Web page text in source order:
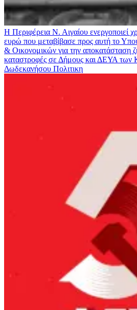
Η Περιφέρεια Ν. Αιγαίου ενεργοποιεί
ευρώ που μεταβίβασε προς αυτή το
& Οικονομικών για την αποκατάσταση
καταστροφές σε Δήμους και ΔΕΥΑ των
Δωδεκανήσου Πολιτικη